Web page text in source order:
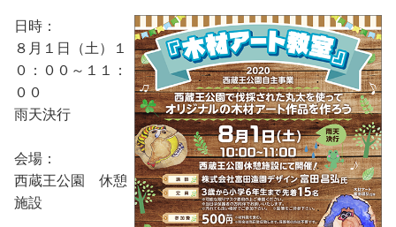
日時：
８月１日（土）１
０：００～１１：
００
雨天決行
会場：
西蔵王公園 休憩
施設